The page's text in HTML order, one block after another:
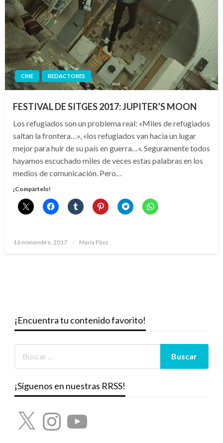
CINE REDACTORES
FESTIVAL DE SITGES 2017: JUPITER’S MOON
Los refugiados son un problema real: «Miles de refugiados
saltan la frontera…», «los refugiados van hacia un lugar
mejor para huir de su país en guerra…«. Seguramente todos
hayamos escuchado miles de veces estas palabras en los
medios de comunicación. Pero…
¡Compártelo!
Publicado
16 noviembre, 2017 María Páez
¡Encuentra tu contenido favorito!
¡Síguenos en nuestras RRSS!
X InstagramYouTube